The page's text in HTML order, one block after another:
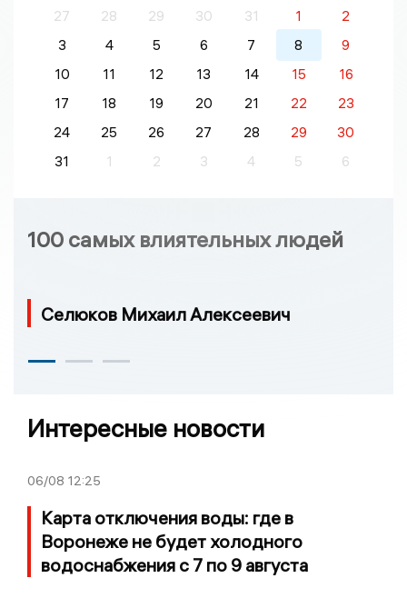
27
28 29 30 31 1
2
3
4 5 6 7 8
9
10
11 12 13 14 15
16
17
18 19 20 21 22
23
24
25 26 27 28 29
30
31
1 2 3 4 5 6
100 самых влиятельных людей
Селюков Михаил Алексеевич
Интересные новости
06/08 12:25
Карта отключения воды: где в
Воронеже не будет холодного
водоснабжения с 7 по 9 августа